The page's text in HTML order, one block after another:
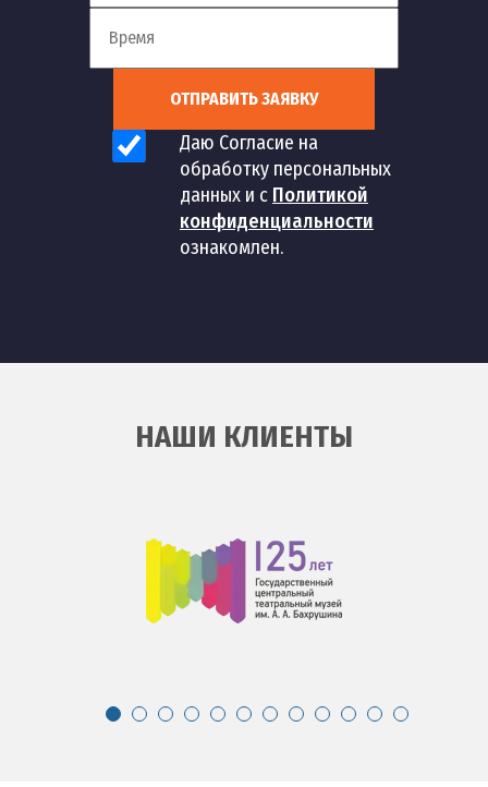
ОТПРАВИТЬ ЗАЯВКУ
Даю Согласие на
обработку персональных
данных и с Политикой
конфиденциальности
ознакомлен.
НАШИ КЛИЕНТЫ